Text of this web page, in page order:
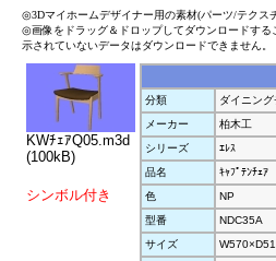
◎3Dマイホームデザイナー用の素材(パーツ/テクス
◎画像をドラッグ＆ドロップしてダウンロードす
示されていないデータはダウンロードできません。
KWﾁｪｱQ05.m3d
(100kB)
シンボル付き
分類
ダイニン
メーカー
柏木工
シリーズ
ｴﾚｽ
品名
ｷｬﾌﾟﾃﾝﾁｪｱ
色
NP
型番
NDC35A
サイズ